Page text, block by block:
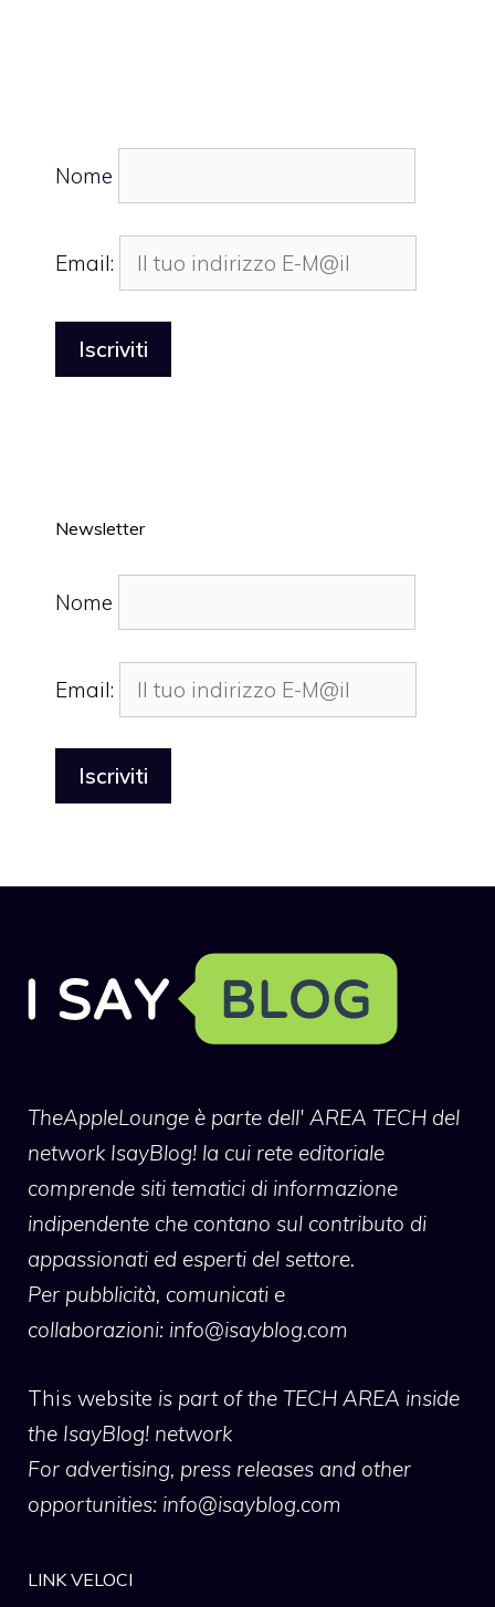
Nome
Email:
Newsletter
Nome
Email:
TheAppleLounge è parte dell' AREA TECH del
network IsayBlog! la cui rete editoriale
comprende siti tematici di informazione
indipendente che contano sul contributo di
appassionati ed esperti del settore.
Per pubblicità, comunicati e
collaborazioni: info@isayblog.com
This website is part of the TECH AREA inside
the IsayBlog! network
For advertising, press releases and other
opportunities: info@isayblog.com
LINK VELOCI